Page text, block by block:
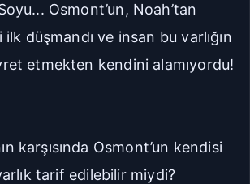
Osmont’un, Noah’tan
düşmandı ve insan bu varlığın
etmekten kendini alamıyordu!
karşısında Osmont’un kendisi
tarif edilebilir miydi?